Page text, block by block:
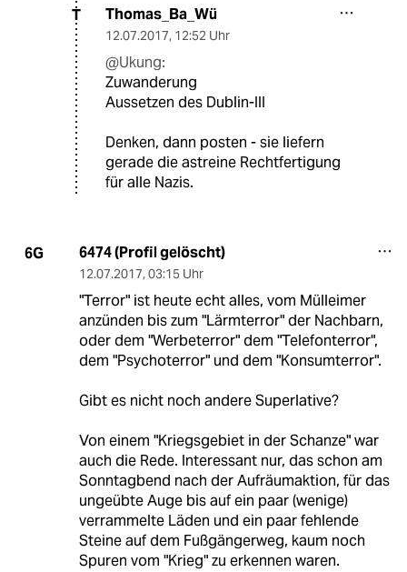
T Thomas_Ba_Wü
12.07.2017, 12:52 Uhr
@Ukung:
Zuwanderung
Aussetzen des Dublin-III
Denken, dann posten - sie liefern
gerade die astreine Rechtfertigung
für alle Nazis.
6G 6474 (Profil gelöscht)
12.07.2017, 03:15 Uhr
"Terror" ist heute echt alles, vom Mülleimer
anzünden bis zum "Lärmterror" der Nachbarn,
oder dem "Werbeterror" dem "Telefonterror",
dem "Psychoterror" und dem "Konsumterror".
Gibt es nicht noch andere Superlative?
Von einem "Kriegsgebiet in der Schanze" war
auch die Rede. Interessant nur, das schon am
Sonntagbend nach der Aufräumaktion, für das
ungeübte Auge bis auf ein paar (wenige)
verrammelte Läden und ein paar fehlende
Steine auf dem Fußgängerweg, kaum noch
Spuren vom "Krieg" zu erkennen waren.